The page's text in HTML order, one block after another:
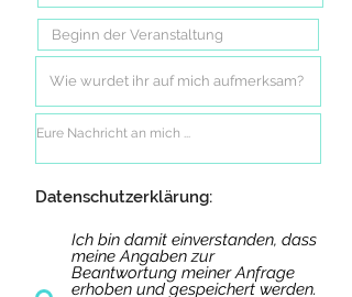
Datenschutzerklärung:
Ich bin damit einverstanden, dass
meine Angaben zur
Beantwortung meiner Anfrage
erhoben und gespeichert werden.